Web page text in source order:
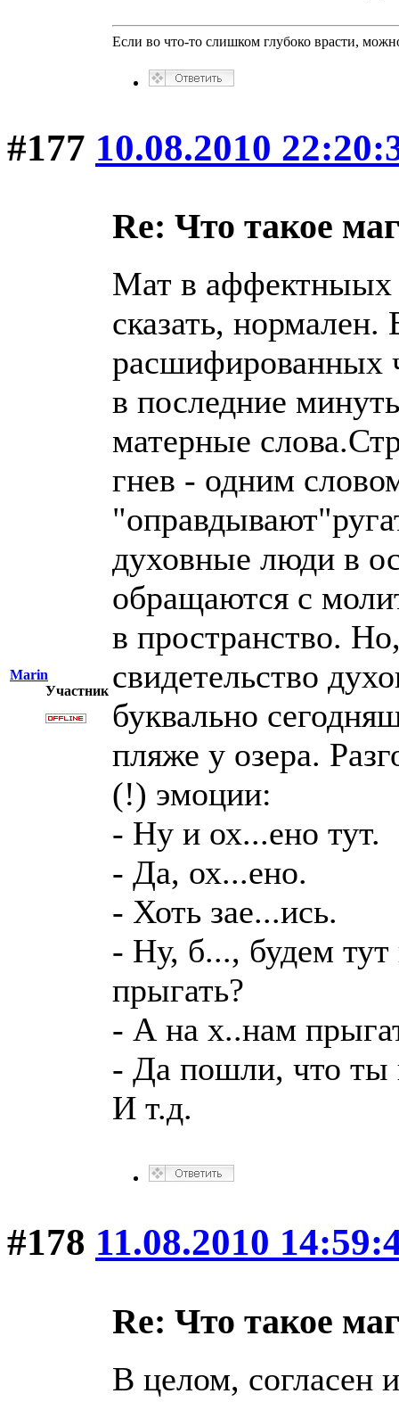
Если во что-то слишком глубоко врасти,
#177 10.08.2010
Marin
Участник
Re: Что такое
Мат в аффектныых
сказать, нормален.
расшифированных
в последние
матерные
гнев - одним
духовные люди в
обращаются с
в пространство.
свидетельство
буквально
пляже у озера.
(!) эмоции:
- Ну и ох...ено тут.
- Да, ох...ено.
- Хоть зае...ись.
- Ну, б..., будем
прыгать?
- А на х..нам
- Да пошли, что ты
И т.д.
#178 11.08.2010
Re: Что такое
В целом, согласен